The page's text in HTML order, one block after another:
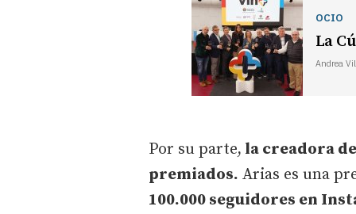
OCIO
La
Andrea
Por su parte, la creadora
premiados. Arias es una
100.000 seguidores en